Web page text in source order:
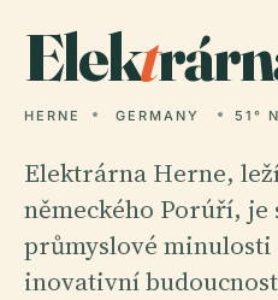
Elekt
HERNE GERMANY 51°
Elektrárna Herne,
německého Porúří, je
průmyslové
inovativní